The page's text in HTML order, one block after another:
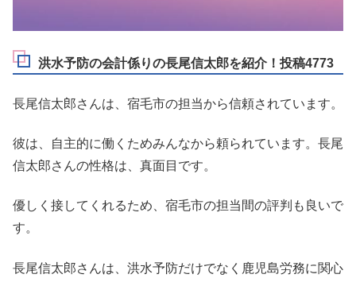
洪水予防の会計係りの長尾信太郎を紹介！投稿4773
長尾信太郎さんは、宿毛市の担当から信頼されています。
彼は、自主的に働くためみんなから頼られています。長尾
信太郎さんの性格は、真面目です。
優しく接してくれるため、宿毛市の担当間の評判も良いで
す。
長尾信太郎さんは、洪水予防だけでなく鹿児島労務に関心